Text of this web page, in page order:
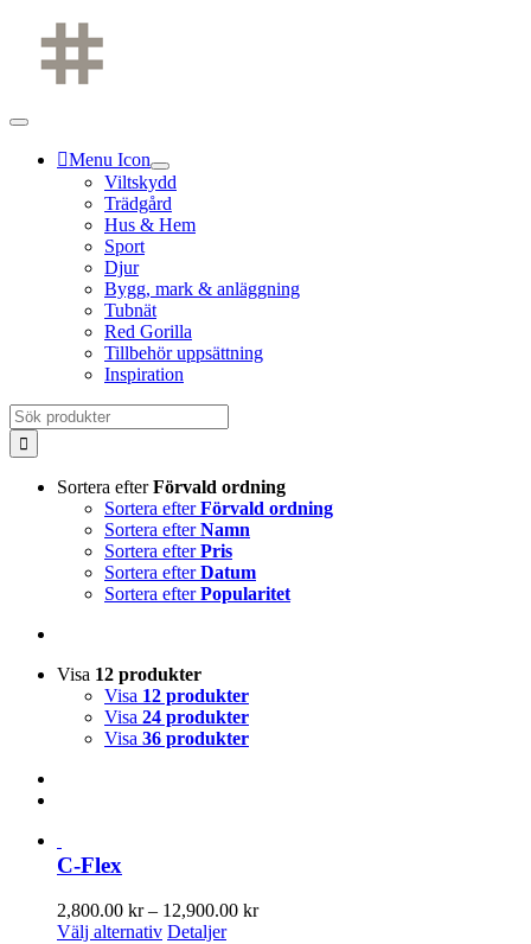
Fortsätt
innehållet
Menu Icon
Viltskydd
Trädgård
Hus & Hem
Sport
Djur
Bygg, mark & anläggning
Tubnät
Red Gorilla
Tillbehör uppsättning
Inspiration
Sök
efter:
Sortera efterFörvald ordning
Sortera efterFörvald ordning
Sortera efterNamn
Sortera efterPris
Sortera efterDatum
Sortera efterPopularitet
Visa 12 produkter
Visa 12 produkter
Visa 24 produkter
Visa 36 produkter
C-Flex
2,800.00 kr – 12,900.00 krPrisintervall:
Välj alternativ Den
Detaljer